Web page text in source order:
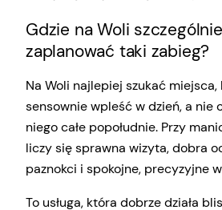
Gdzie na Woli
zaplanować taki zabieg?
Na Woli najlepiej szukać
sensownie wpleść w dzień, a nie
niego całe popołudnie. Przy
liczy się sprawna wizyta, dobra
paznokci i spokojne, precyzyjne
To usługa, która dobrze działa